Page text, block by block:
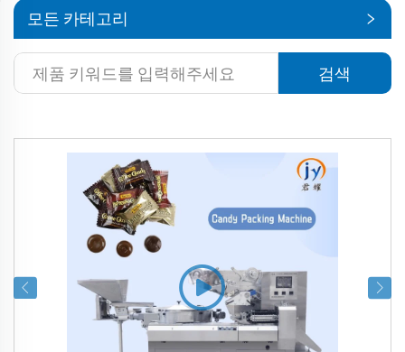
모든 카테고리
검색